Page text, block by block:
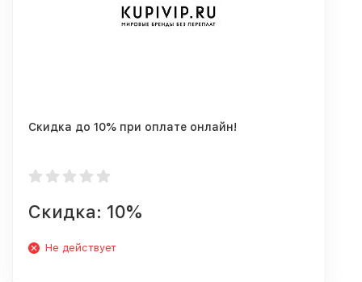
Скидка до 10% при оплате онлайн!
Скидка: 10%
Не действует